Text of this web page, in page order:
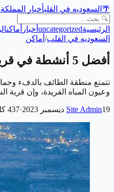
🌴 السعوديه في القلبأخبار
الرئيسيةuncategorized أخبار أماكن
السعوديه في القلب/ أماكن
أفضل 5 أنشطة في قرية الشفا بالطائف
تتمتع منطقة الطائف بالدفء
وعيون المباه الفريدة، وإن
Site Admin19 ديسمبر 2023 ·
437